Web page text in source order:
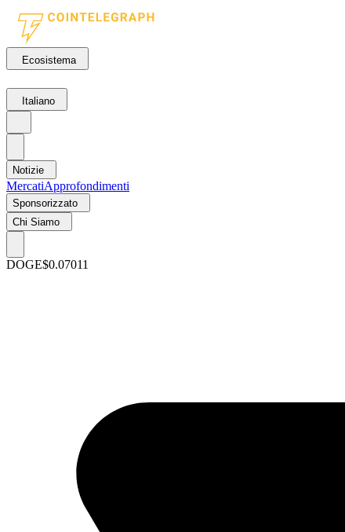
Ecosistema
Italiano
Notizie
MercatiApprofondimenti
Sponsorizzato
Chi Siamo
DOGE$0.07011